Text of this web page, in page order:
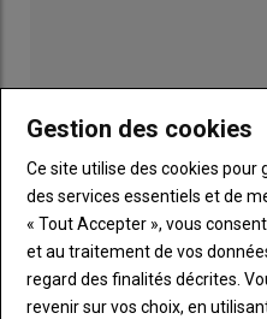
DOSSIERS
L'Allemagne a un
bien-être du porc
Gestion des cookies
Ce site utilise des cookies
des services essentiels et de
« Tout Accepter », vous
et au traitement de vos
regard des finalités décrites.
revenir sur vos choix, en